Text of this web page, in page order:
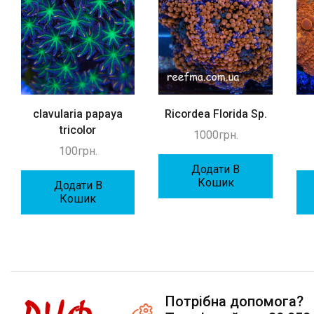
clavularia papaya
tricolor
100грн.
Додати В
Кошик
Ricordea Florida Sp.
1000грн.
Додати В
Кошик
Потрібна допомога?